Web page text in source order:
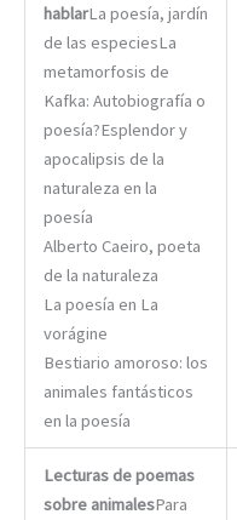
hablarLa poesía, jardín
de las especiesLa
metamorfosis de
Kafka: Autobiografía o
poesía?Esplendor y
apocalipsis de la
naturaleza en la
poesía
Alberto Caeiro, poeta
de la naturaleza
La poesía en La
vorágine
Bestiario amoroso: los
animales fantásticos
en la poesía
Lecturas de poemas
sobre animalesPara